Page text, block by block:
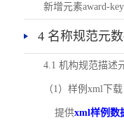
新增元素award-
4 名称规范元
4.1 机构规范描述
（1）样例xml下载
提供xml样例数